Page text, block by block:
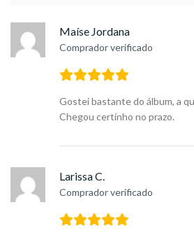
Maíse Jordana
Comprador verificado
Gostei bastante do álbum, a
Chegou certinho no prazo.
Larissa C.
Comprador verificado